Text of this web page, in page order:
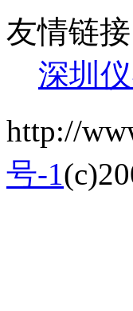
友情链接
深圳
http://
号-1